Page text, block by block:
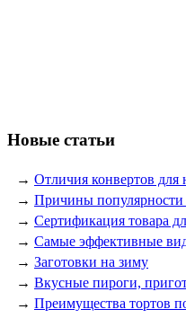
Новые статьи
→ Отличия конвертов
→ Причины популярности
→ Сертификация товара
→ Самые эффективные
→ Заготовки на зиму
→ Вкусные пироги,
→ Преимущества тортов